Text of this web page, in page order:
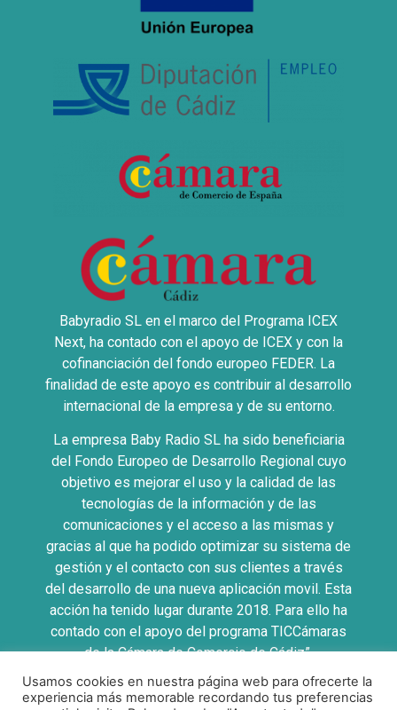
Babyradio SL en el marco del Programa ICEX
Next, ha contado con el apoyo de ICEX y con la
cofinanciación del fondo europeo FEDER. La
finalidad de este apoyo es contribuir al desarrollo
internacional de la empresa y de su entorno.
La empresa Baby Radio SL ha sido beneficiaria
del Fondo Europeo de Desarrollo Regional cuyo
objetivo es mejorar el uso y la calidad de las
tecnologías de la información y de las
comunicaciones y el acceso a las mismas y
gracias al que ha podido optimizar su sistema de
gestión y el contacto con sus clientes a través
del desarrollo de una nueva aplicación movil. Esta
acción ha tenido lugar durante 2018. Para ello ha
contado con el apoyo del programa TICCámaras
de la Cámara de Comercio de Cádiz”.
UNA MANERA DE HACER EUROPA
Usamos cookies en nuestra página web para ofrecerte la
experiencia más memorable recordando tus preferencias